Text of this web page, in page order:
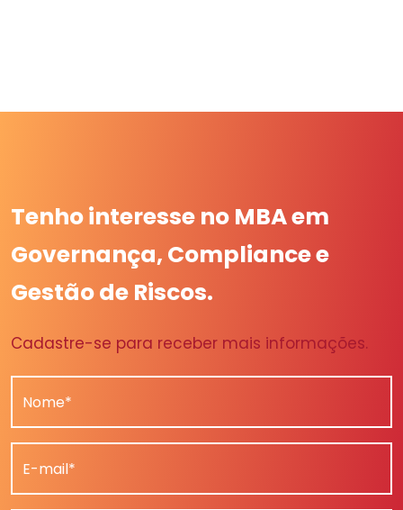
Tenho interesse no MBA em
Governança, Compliance e
Gestão de Riscos.
Cadastre-se para receber mais informações.
Nome*
E-mail*